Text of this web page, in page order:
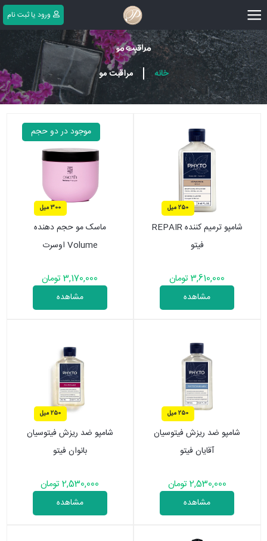
||| ورود یا ثبت ‌نام
مراقبت مو
خانه | مراقبت مو
250 میل
شامپو ترمیم کننده REPAIR
فیتو
3,610,000 تومان
مشاهده
موجود در دو حجم
300 میل
ماسک مو حجم دهنده
Volume اوسرت
3,170,000 تومان
مشاهده
250 میل
شامپو ضد ریزش فیتوسیان
آقایان فیتو
2,530,000 تومان
مشاهده
250 میل
شامپو ضد ریزش فیتوسیان
بانوان فیتو
2,530,000 تومان
مشاهده